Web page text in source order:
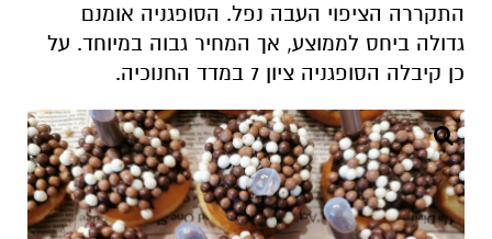
התקררה הציפוי העבה נפל. הסופגניה אומנם
גדולה ביחס לממוצע, אך המחיר גבוה במיוחד. על
כן קיבלה הסופגניה ציון 7 במדד החנוכיה.